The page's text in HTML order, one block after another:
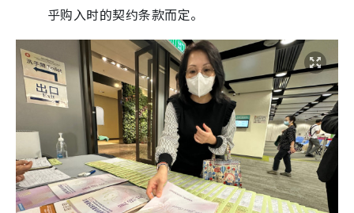
乎购入时的契约条款而定。